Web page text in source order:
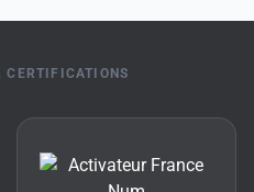
CERTIFICATIONS